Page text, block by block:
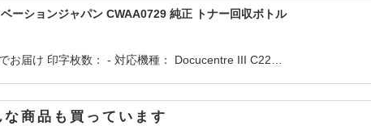
ーションジャパン CWAA0729 純正 トナー回収ボトル
お届け 印字枚数： - 対応機種： Docucentre III C22…
商品も買っています